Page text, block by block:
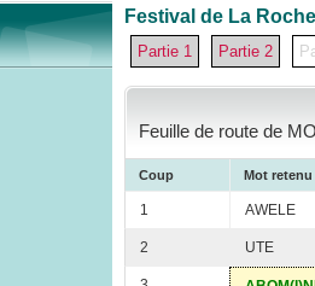
Festival de La
Partie 1 Partie 2
Feuille de route de
Coup Mot retenu
1 AWELE
2 UTE